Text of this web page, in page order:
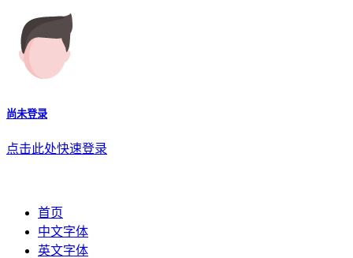
尚未登录
点击此处快速登录
首页
中文字体
英文字体